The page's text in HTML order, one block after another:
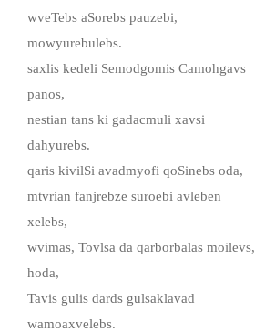
wveTebs aSorebs pauzebi,
mowyurebulebs.
saxlis kedeli Semodgomis Camohgavs
panos,
nestian tans ki gadacmuli xavsi
dahyurebs.
qaris kivilSi avadmyofi qoSinebs oda,
mtvrian fanjrebze suroebi avleben
xelebs,
wvimas, Tovlsa da qarborbalas moilevs,
hoda,
Tavis gulis dards gulsaklavad
wamoaxvelebs.